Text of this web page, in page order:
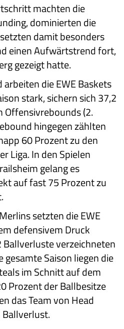
machten die
dominierten die
damit besonders
einen Aufwärtstrend fort,
gezeigt hatte.
die EWE Baskets
stark, sichern sich 37,2
Offensivrebounds (2.
hingegen zählten
60 Prozent zu den
Liga. In den Spielen
gelang es
auf fast 75 Prozent zu
setzten die EWE
defensivem Druck
Ballverluste verzeichneten
gesamte Saison liegen die
im Schnitt auf dem
Prozent der Ballbesitze
das Team von Head
Ballverlust.